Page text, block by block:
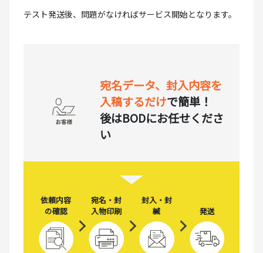
テスト発送後、問題がなければサービス開始となります。
宛名データ、封入内容を
入稿するだけで簡単！
後はBODにお任せくださ
い
依頼内容
の確認
宛名・封
入物印刷
封入・封
緘
発送